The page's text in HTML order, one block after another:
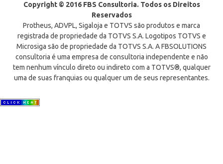
Copyright © 2016 FBS Consultoria. Todos os Direitos
Reservados
Protheus, ADVPL, Sigaloja e TOTVS são produtos e marca
registrada de propriedade da TOTVS S.A. Logotipos TOTVS e
Microsiga são de propriedade da TOTVS S.A. A FBSOLUTIONS
consultoria é uma empresa de consultoria independente e não
tem nenhum vínculo direto ou indireto com a TOTVS®, qualquer
uma de suas franquias ou qualquer um de seus representantes.